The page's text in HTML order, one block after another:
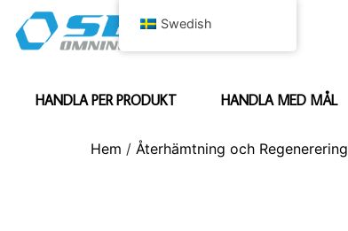
HANDLA PER PRODUKT HANDLA MED MÅL
Hem / Återhämtning och Regenerering
Swedish